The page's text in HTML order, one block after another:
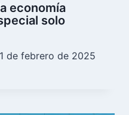
economía
solo
de febrero de 2025